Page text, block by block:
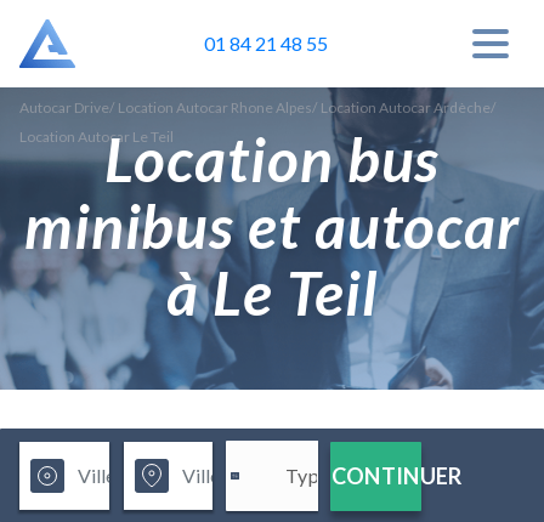
01 84 21 48 55
Autocar Drive/ Location Autocar Rhone Alpes/ Location Autocar Ardèche/
Location Autocar Le TeilLocation bus
minibus et autocar
à Le Teil
CONTINUER